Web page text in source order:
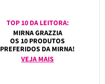
TOP 10 DA LEITORA:
MIRNA GRAZZIA
OS 10 PRODUTOS
PREFERIDOS DA MIRNA!
VEJA MAIS